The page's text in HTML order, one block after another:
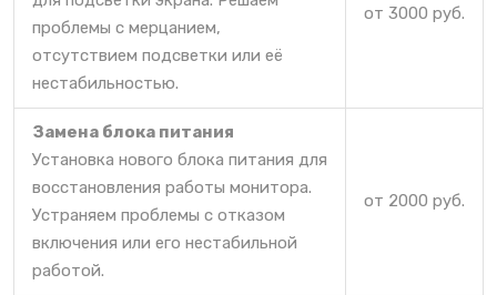
проблемы с мерцанием,
отсутствием подсветки или её
нестабильностью.
от 3000 руб.
Замена блока питания
Установка нового блока питания для
восстановления работы монитора.
Устраняем проблемы с отказом
включения или его нестабильной
работой.
от 2000 руб.